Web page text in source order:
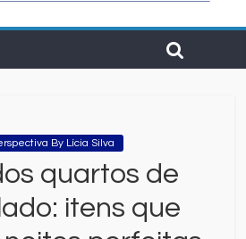
recebidos por Wilson Cardoso para
da UPB e destacam união do
By Lícia Silva
quartos de
itens que